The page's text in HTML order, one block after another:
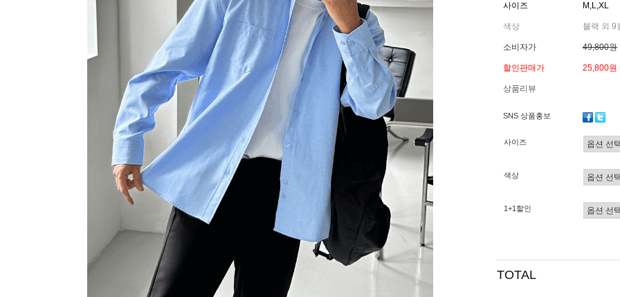
사이즈 M,L,XL
색상 블랙 외 9
소비자가 49,800원
할인판매가 25,800원
상품리뷰
SNS 상품홍보
사이즈
색상
1+1할인
TOTAL